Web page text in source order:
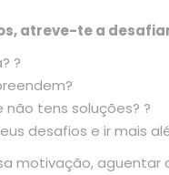
atreve-te a
?
tens soluções? ?
desafios e ir mais
motivação,